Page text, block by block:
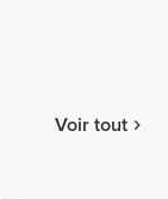
Voir tout